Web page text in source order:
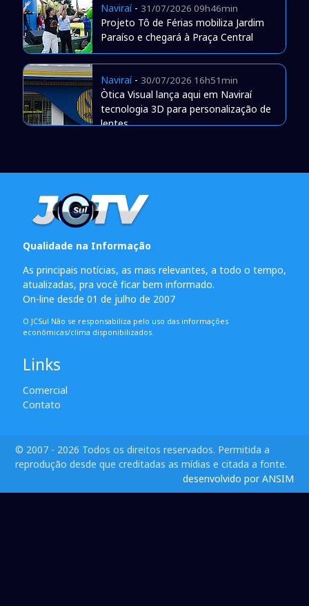
Naviraí- 31/07/2026 09h46min
Projeto Tô de Férias mobiliza Jardim
Paraíso e chegará à Praça Central
Naviraí- 30/07/2026 16h51min
Òtica Visual lança aqui em Naviraí
tecnologia 3D para personalização de
lentes
Qualidade na Informação
As principais notícias, as mais relevantes, a todo o tempo,
atualizadas, pra você ficar bem informado.
On-line desde 01 de julho de 2007
O JCSul Não se responsabiliza pelo uso das informações
econômicas/clima disponibilizados.
Links
Comercial
Contato
© 2007 - 2026 Todos os direitos reservados. Permitida a
reprodução desde que creditadas as mídias e citada a fonte.
desenvolvido por ANSIM